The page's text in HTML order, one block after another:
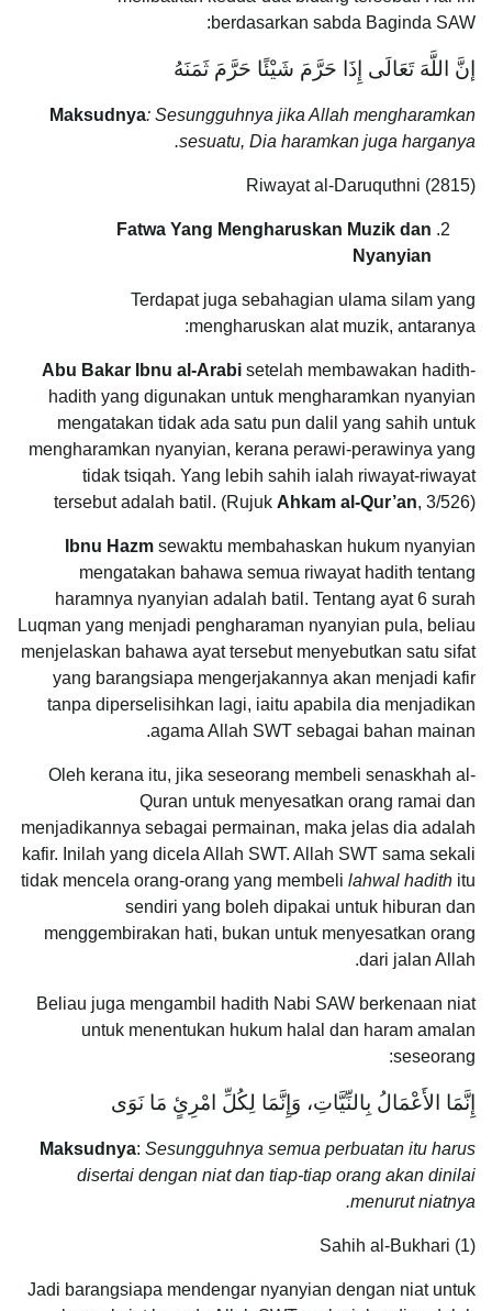
berdasarkan sabda Baginda SAW:
إنَّ اللَّهَ تَعَالَى إِذَا حَرَّمَ شَيْئًا حَرَّمَ ثَمَنَهُ
Maksudnya: Sesungguhnya jika Allah mengharamkan
sesuatu, Dia haramkan juga harganya.
Riwayat al-Daruquthni (2815)
Fatwa Yang Mengharuskan Muzik dan
Nyanyian
Terdapat juga sebahagian ulama silam yang
mengharuskan alat muzik, antaranya:
Abu Bakar Ibnu al-Arabi setelah membawakan hadith-
hadith yang digunakan untuk mengharamkan nyanyian
mengatakan tidak ada satu pun dalil yang sahih untuk
mengharamkan nyanyian, kerana perawi-perawinya yang
tidak tsiqah. Yang lebih sahih ialah riwayat-riwayat
tersebut adalah batil. (Rujuk Ahkam al-Qur’an, 3/526)
Ibnu Hazm sewaktu membahaskan hukum nyanyian
mengatakan bahawa semua riwayat hadith tentang
haramnya nyanyian adalah batil. Tentang ayat 6 surah
Luqman yang menjadi pengharaman nyanyian pula, beliau
menjelaskan bahawa ayat tersebut menyebutkan satu sifat
yang barangsiapa mengerjakannya akan menjadi kafir
tanpa diperselisihkan lagi, iaitu apabila dia menjadikan
agama Allah SWT sebagai bahan mainan.
Oleh kerana itu, jika seseorang membeli senaskhah al-
Quran untuk menyesatkan orang ramai dan
menjadikannya sebagai permainan, maka jelas dia adalah
kafir. Inilah yang dicela Allah SWT. Allah SWT sama sekali
tidak mencela orang-orang yang membeli lahwal hadith itu
sendiri yang boleh dipakai untuk hiburan dan
menggembirakan hati, bukan untuk menyesatkan orang
dari jalan Allah.
Beliau juga mengambil hadith Nabi SAW berkenaan niat
untuk menentukan hukum halal dan haram amalan
seseorang:
إِنَّمَا الأَعْمَالُ بِالنِّيَّاتِ، وَإِنَّمَا لِكُلِّ امْرِئٍ مَا نَوَى
Maksudnya: Sesungguhnya semua perbuatan itu harus
disertai dengan niat dan tiap-tiap orang akan dinilai
menurut niatnya.
Sahih al-Bukhari (1)
Jadi barangsiapa mendengar nyanyian dengan niat untuk